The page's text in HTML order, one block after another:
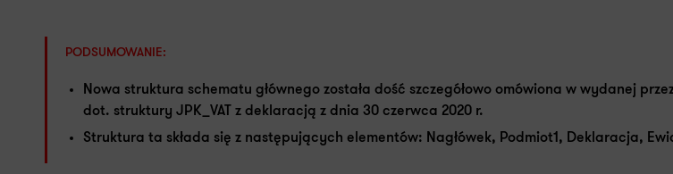
PODSUMOWANIE:
Nowa struktura schematu głównego została dość szczegółowo omówiona w wydanej
dot. struktury JPK_VAT z deklaracją z dnia 30 czerwca 2020 r.
Struktura ta składa się z następujących elementów: Nagłówek, Podmiot1, Deklaracja,